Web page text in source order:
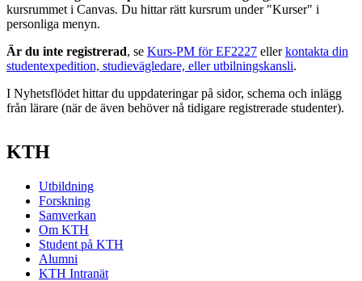
kursrummet i Canvas. Du hittar rätt kursrum under "Kurser" i
personliga menyn.
Är du inte registrerad, se Kurs-PM för EF2227 ellerkontakta din
studentexpedition, studievägledare, eller utbilningskansli.
I Nyhetsflödet hittar du uppdateringar på sidor, schema och inlägg
från lärare (när de även behöver nå tidigare registrerade studenter).
KTH
Utbildning
Forskning
Samverkan
Om KTH
Student på KTH
Alumni
KTH Intranät